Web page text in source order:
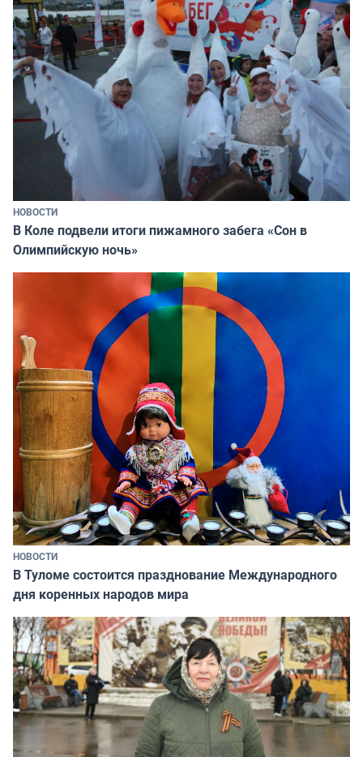
НОВОСТИ
В Коле подвели итоги пижамного забега «Сон в
Олимпийскую ночь»
НОВОСТИ
В Туломе состоится празднование Международного
дня коренных народов мира